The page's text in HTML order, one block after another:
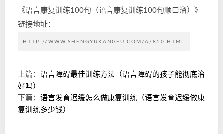
《语言康复训练100句（语言康复训练100句顺口溜）》
链接地址：
HTTP://WWW.SHENGYUKANGFU.COM/A/850.HTML
上篇：语言障碍最佳训练方法（语言障碍的孩子能彻底治
好吗）
下篇：语言发育迟缓怎么做康复训练（语言发育迟缓做康
复训练多少钱）